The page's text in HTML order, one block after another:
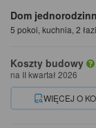
Dom
5 pokoi, kuchnia, 2
Koszty budowy
na II kwartał 2026
WIĘCEJ O